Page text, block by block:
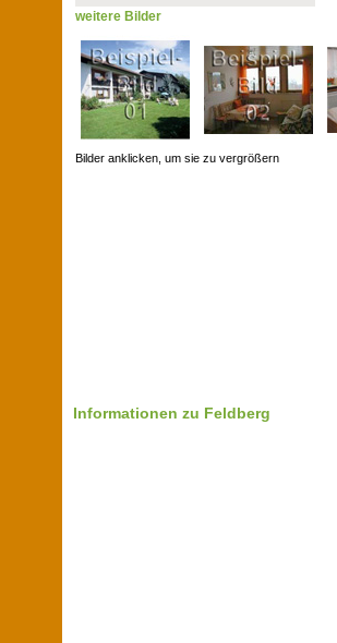
weitere Bilder
Bilder anklicken, um sie zu vergrößern
Informationen zu Feldberg